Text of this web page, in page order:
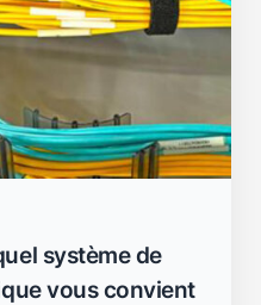
système de
vous convient